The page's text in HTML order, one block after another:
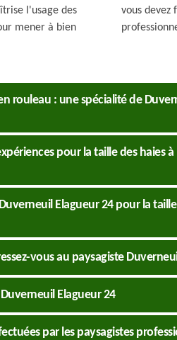
l'usage des
mener à bien
vous devez
rouleau : une spécialité de
pour la taille des haies
Elagueur 24 pour la taille
vous au paysagiste
Elagueur 24
par les paysagistes